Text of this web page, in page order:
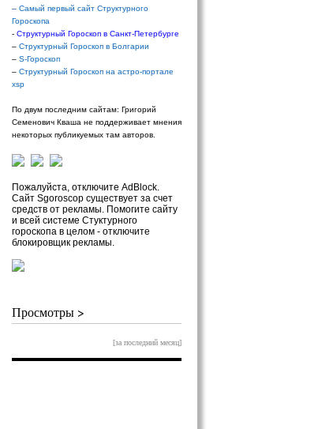
– Самый первый сайт Структурного
Гороскопа
- Структурный Гороскоп в Санкт-Петербурге
– Структурный Гороскоп в Болгарии
– S-Гороскоп
– Структурный Гороскоп на астро-портале
xsp
По двум последним сайтам: Григорий
Семенович Кваша не поддерживает мнения
некоторых публикуемых там авторов.
Пожалуйста, отключите AdBlock.
Сайт Sgoroscop существует за счет
средств от рекламы. Помогите сайту
и всей системе Стуктурного
гороскопа в целом - отключите
блокировщик рекламы.
Просмотры >
[за последний месяц]